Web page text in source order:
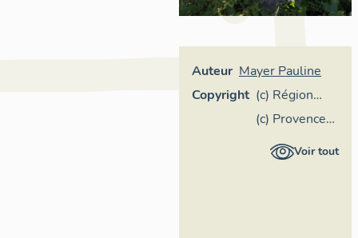
Auteur Mayer Pauline
Copyright (c) Région
Provence-
Alpes-Côte
(c) Provence
Verte Verdon
Voir tout